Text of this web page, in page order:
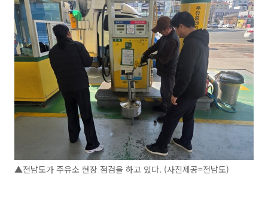
▲전남도가 주유소 현장 점검을 하고 있다. (사진제공=전남도)